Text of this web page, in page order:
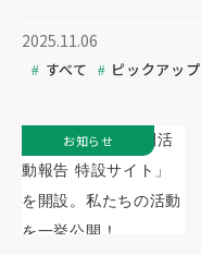
2025.11.06
すべて ピックアップ
お知らせ